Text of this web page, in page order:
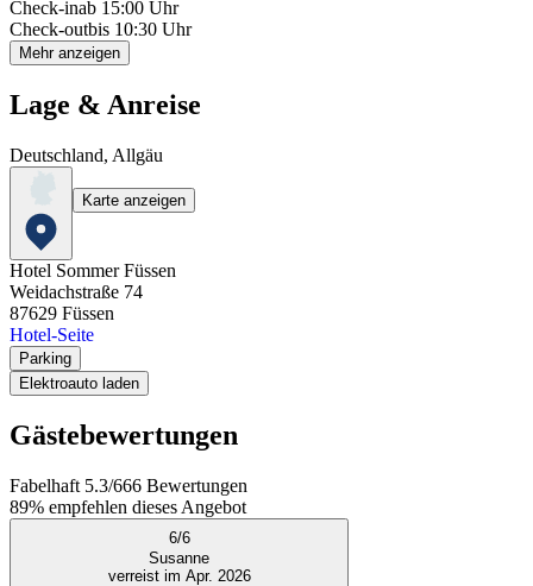
Check-inab 15:00 Uhr
Check-outbis 10:30 Uhr
Mehr anzeigen
Lage & Anreise
Deutschland, Allgäu
Karte anzeigen
Hotel Sommer Füssen
Weidachstraße 74
87629 Füssen
Hotel-Seite
Parking
Elektroauto laden
Gästebewertungen
Fabelhaft 5.3/666 Bewertungen
89% empfehlen dieses Angebot
6/6
Susanne
verreist im Apr. 2026